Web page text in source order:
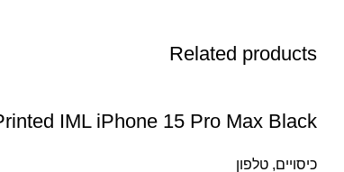
Related products
IML iPhone 15 Pro Max Black
כיסויים, טלפון